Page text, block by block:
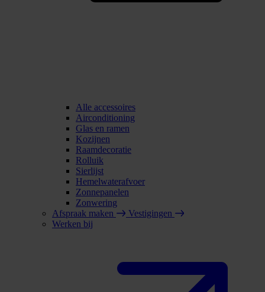
Alle accessoires
Airconditioning
Glas en ramen
Kozijnen
Raamdecoratie
Rolluik
Sierlijst
Hemelwaterafvoer
Zonnepanelen
Zonwering
Afspraak maken
Vestigingen
Werken bij